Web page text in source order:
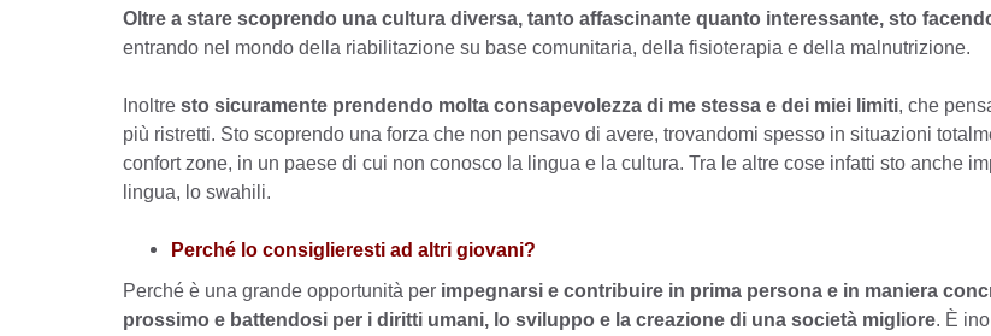
Oltre a stare scoprendo una cultura diversa, tanto affascinante quanto interessante, sto
entrando nel mondo della riabilitazione su base comunitaria, della fisioterapia e della malnutrizione.
Inoltre sto sicuramente prendendo molta consapevolezza di me stessa e dei miei limiti, che
più ristretti. Sto scoprendo una forza che non pensavo di avere, trovandomi spesso in situazioni
confort zone, in un paese di cui non conosco la lingua e la cultura. Tra le altre cose infatti sto anche
lingua, lo swahili.
Perché lo consiglieresti ad altri giovani?
Perché è una grande opportunità per impegnarsi e contribuire in prima persona e in maniera
prossimo e battendosi per i diritti umani, lo sviluppo e la creazione di una società migliore. È